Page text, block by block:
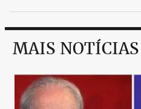
MAIS NOTÍCIAS